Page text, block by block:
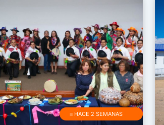
≡ HACE 2 SEMANAS